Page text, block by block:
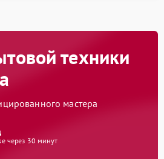
техники
мастера
через 30 минут